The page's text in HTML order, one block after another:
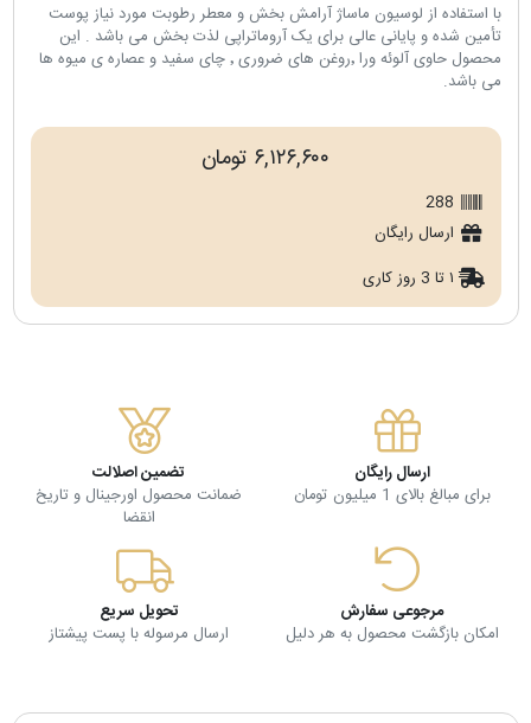
با استفاده از لوسیون ماساژ آرامش بخش و معطر رطوبت مورد نیاز پوست
تأمین شده و پایانی عالی برای یک آروماتراپی لذت بخش می باشد . این
محصول حاوی آلوئه ورا ٬روغن های ضروری ٬ چای سفید و عصاره ی میوه ها
می باشد.
۶,۱۲۶,۶۰۰ تومان
288
ارسال رایگان
۱ تا 3 روز کاری
ارسال رایگان
برای مبالغ بالای 1 میلیون تومان
تضمین اصلالت
ضمانت محصول اورجینال و تاریخ
انقضا
مرجوعی سفارش
امکان بازگشت محصول به هر دلیل
تحویل سریع
ارسال مرسوله با پست پیشتاز